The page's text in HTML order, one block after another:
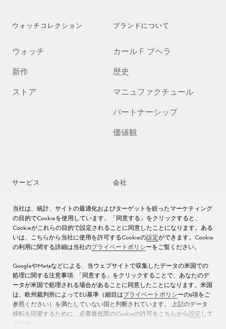
ウォッチコレクション
ウォッチ
新作
ストア
ブランドについて
カール F. ブヘラ
歴史
マニュファクチュール
パートナーシップ
価値観
サービス
時計アフターサービス
時計のお手入れ
取扱説明書
よくある質問
サービス センター
会社
ジョブズ
プレス
お問い合わせ先
当社は、統計、サイトの最適化およびターゲットを絞ったマーケティング
の目的でCookieを使用しています。「同意する」をクリックすると、
Cookieがこれらの目的で設定されることに同意したことになります。ある
いは、こちらから当社に使用を許可するCookieの設定ができます。Cookie
の利用に関する詳細は当社のプライベートポリシーをご覧ください。
GoogleやMetaなどによる、当ウェブサイトで収集したデータの米国での
処理に関する注意事項: 「同意する」をクリックすることで、あなたのデ
ータが米国で処理される場合があることに同意したことになります。米国
は、欧州裁判所によってEU基準（細目はプライベートポリシーの9項をご
参照ください）を満たしていない国と判断されています。 上記のデータ
移転を回避するために、必要最低限のCookieの許可をこちらから設定 して
ください。